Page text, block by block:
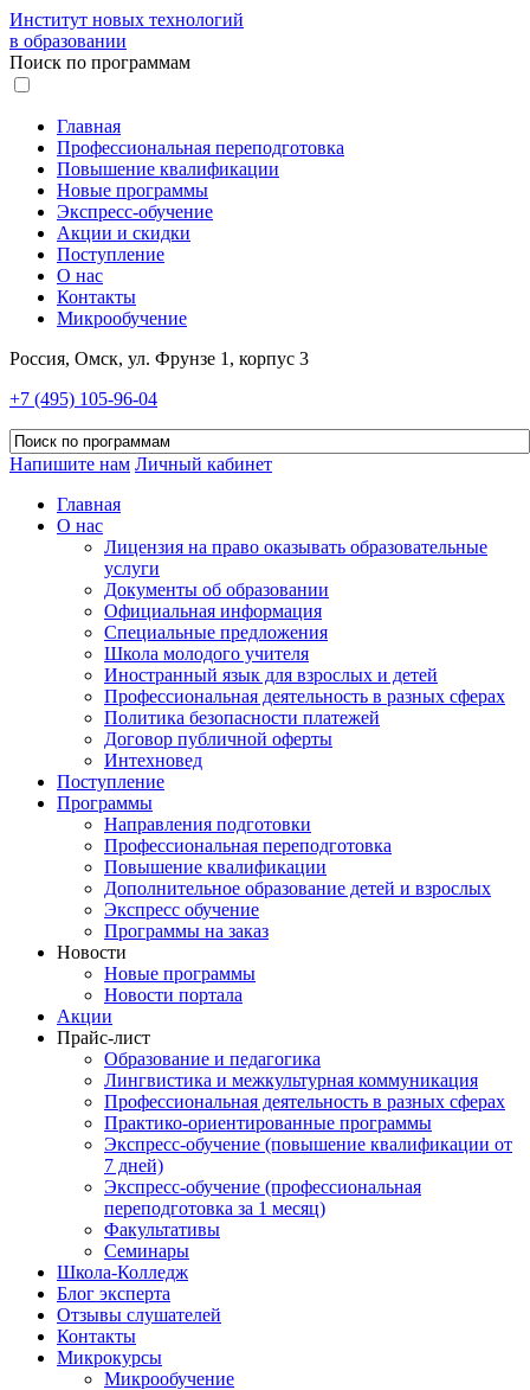
Институт новых технологий
в образовании
Поиск по программам
Главная
Профессиональная переподготовка
Повышение квалификации
Новые программы
Экспресс-обучение
Акции и скидки
Поступление
О нас
Контакты
Микрообучение
Россия, Омск, ул. Фрунзе 1, корпус 3
+7 (495) 105-96-04
Напишите нам Личный кабинет
Главная
О нас
Лицензия на право оказывать образовательные
услуги
Документы об образовании
Официальная информация
Специальные предложения
Школа молодого учителя
Иностранный язык для взрослых и детей
Профессиональная деятельность в разных сферах
Политика безопасности платежей
Договор публичной оферты
Интехновед
Поступление
Программы
Направления подготовки
Профессиональная переподготовка
Повышение квалификации
Дополнительное образование детей и взрослых
Экспресс обучение
Программы на заказ
Новости
Новые программы
Новости портала
Акции
Прайс-лист
Образование и педагогика
Лингвистика и межкультурная коммуникация
Профессиональная деятельность в разных сферах
Практико-ориентированные программы
Экспресс-обучение (повышение квалификации от
7 дней)
Экспресс-обучение (профессиональная
переподготовка за 1 месяц)
Факультативы
Семинары
Школа-Колледж
Блог эксперта
Отзывы слушателей
Контакты
Микрокурсы
Микрообучение